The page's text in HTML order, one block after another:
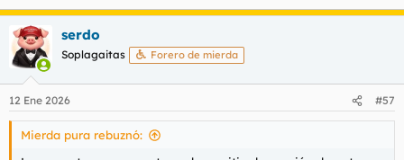
serdo
Soplagaitas Forero de mierda
12 Ene 2026 #57
Mierda pura rebuznó: